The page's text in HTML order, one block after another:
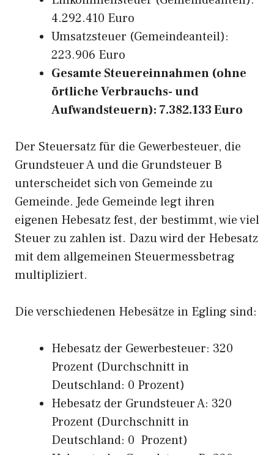
4.292.410 Euro
Umsatzsteuer (Gemeindeanteil):
223.906 Euro
Gesamte Steuereinnahmen (ohne
örtliche Verbrauchs- und
Aufwandsteuern): 7.382.133 Euro
Der Steuersatz für die Gewerbesteuer, die
Grundsteuer A und die Grundsteuer B
unterscheidet sich von Gemeinde zu
Gemeinde. Jede Gemeinde legt ihren
eigenen Hebesatz fest, der bestimmt, wie viel
Steuer zu zahlen ist. Dazu wird der Hebesatz
mit dem allgemeinen Steuermessbetrag
multipliziert.
Die verschiedenen Hebesätze in Egling sind:
Hebesatz der Gewerbesteuer: 320
Prozent (Durchschnitt in
Deutschland: 0 Prozent)
Hebesatz der Grundsteuer A: 320
Prozent (Durchschnitt in
Deutschland: 0 Prozent)